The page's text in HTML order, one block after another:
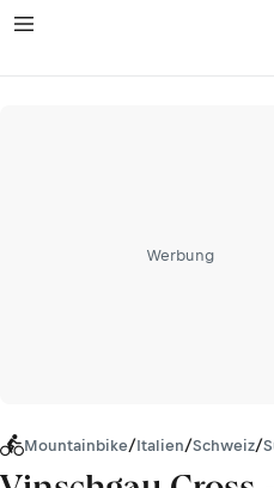
Werbung
Mountainbike/Italien/Schweiz/